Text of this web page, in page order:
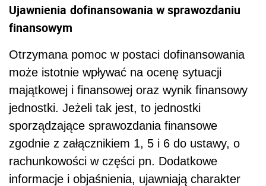
Ujawnienia dofinansowania w sprawozdaniu
finansowym
Otrzymana pomoc w postaci dofinansowania
może istotnie wpływać na ocenę sytuacji
majątkowej i finansowej oraz wynik finansowy
jednostki. Jeżeli tak jest, to jednostki
sporządzające sprawozdania finansowe
zgodnie z załącznikiem 1, 5 i 6 do ustawy, o
rachunkowości w części pn. Dodatkowe
informacje i objaśnienia, ujawniają charakter